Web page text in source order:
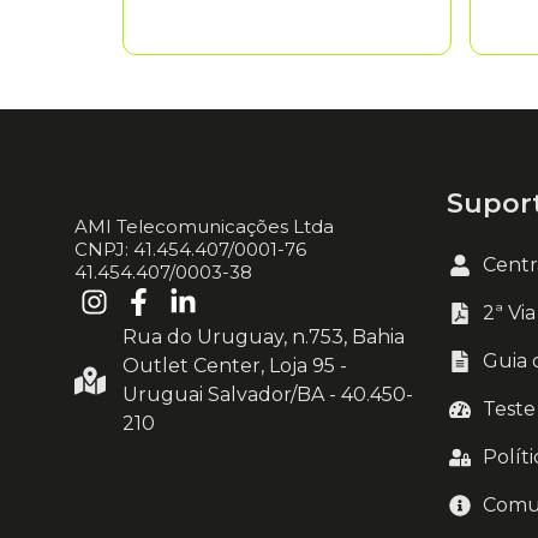
AMI Telecomunicações Ltda
CNPJ: 41.454.407/0001-76
41.454.407/0003-38
Rua do Uruguay, n.753, Bahia
Outlet Center, Loja 95 -
Uruguai Salvador/BA - 40.450-
210
2ª
Guia